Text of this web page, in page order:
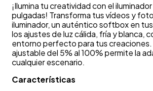
¡Ilumina tu creatividad con el iluminador
pulgadas! Transforma tus vídeos y
iluminador, un auténtico softbox en
los ajustes de luz cálida, fría y blanca,
entorno perfecto para tus creaciones.
ajustable del 5% al 100% permite la
cualquier escenario.
Características